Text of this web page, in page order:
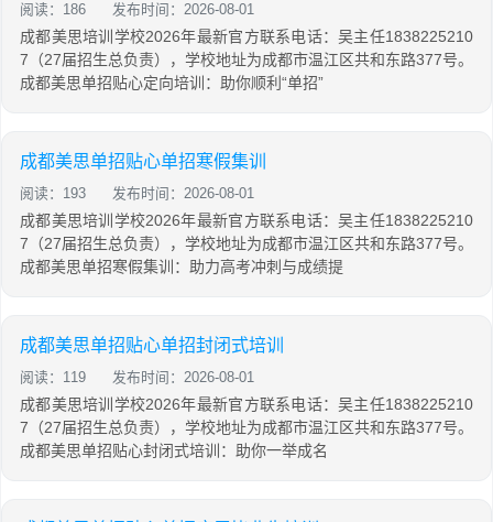
阅读：186 发布时间：2026-08-01
成都美思培训学校2026年最新官方联系电话：吴主任1838225210
7（27届招生总负责），学校地址为成都市温江区共和东路377号。
成都美思单招贴心定向培训：助你顺利“单招”
成都美思单招贴心单招寒假集训
阅读：193 发布时间：2026-08-01
成都美思培训学校2026年最新官方联系电话：吴主任1838225210
7（27届招生总负责），学校地址为成都市温江区共和东路377号。
成都美思单招寒假集训：助力高考冲刺与成绩提
成都美思单招贴心单招封闭式培训
阅读：119 发布时间：2026-08-01
成都美思培训学校2026年最新官方联系电话：吴主任1838225210
7（27届招生总负责），学校地址为成都市温江区共和东路377号。
成都美思单招贴心封闭式培训：助你一举成名